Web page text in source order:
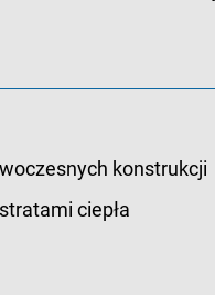
konstrukcji
ciepła